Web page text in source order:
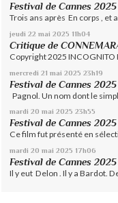
Festival de Cannes
Trois ans après En corps , et
jeudi 22 mai 2025 11h04
Critique de
Copyright 2025 INCOGNITO
mercredi 21 mai 2025 23h19
Festival de Cannes
Pagnol. Un nom dont le
mardi 20 mai 2025 23h55
Festival de Cannes
Ce film fut présenté en
mardi 20 mai 2025 17h06
Festival de Cannes
Il y eut Delon . Il y a Bardot.